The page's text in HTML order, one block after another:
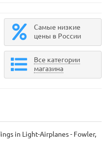
Самые низкие
цены в России
Все категории
магазина
in Light-Airplanes - Fowler,